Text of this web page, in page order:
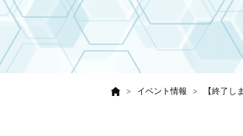
イベント情報 【終了